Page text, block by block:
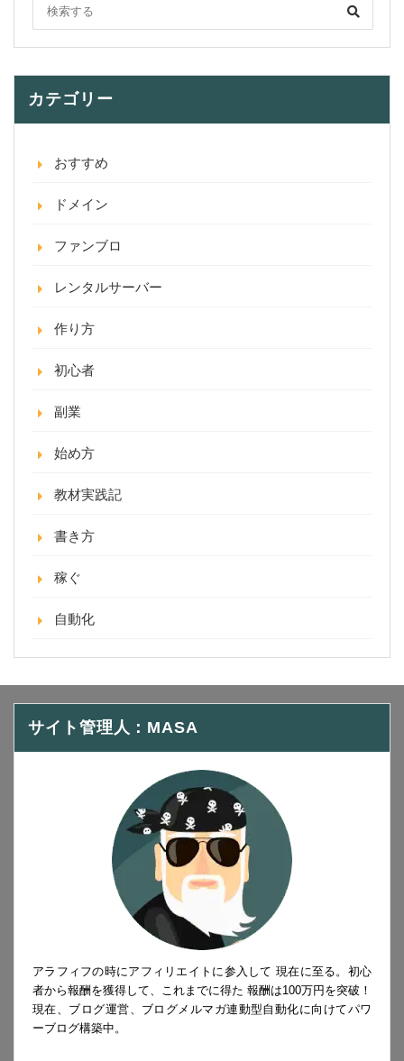
カテゴリー
おすすめ
ドメイン
ファンブロ
レンタルサーバー
作り方
初心者
副業
始め方
教材実践記
書き方
稼ぐ
自動化
サイト管理人：MASA
アラフィフの時にアフィリエイトに参入して 現在に至る。初心
者から報酬を獲得して、これまでに得た 報酬は100万円を突破！
現在、ブログ運営、ブログメルマガ連動型自動化に向けてパワ
ーブログ構築中。